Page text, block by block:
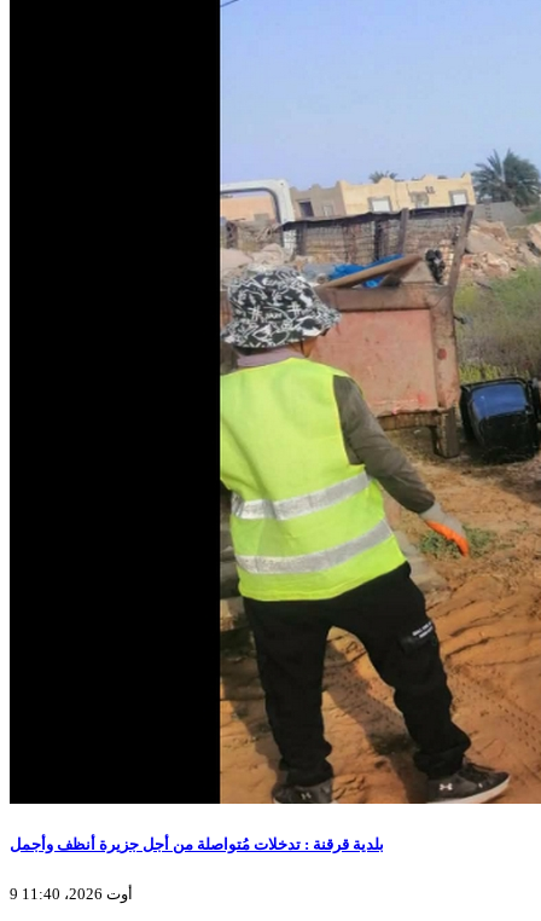
بلدية قرقنة : تدخلات مُتواصلة من أجل جزيرة أنظف وأجمل
9 أوت 2026، 11:40